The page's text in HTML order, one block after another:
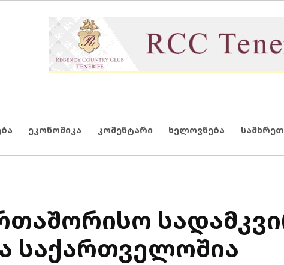
ეკონომიკა კომენტარი ხელოვნება სამხრეთ
საქართველოშია